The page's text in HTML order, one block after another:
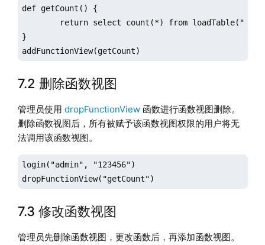
def getCount() {
}
addFunctionView(getCount)
7.2 删除函数视图
管理员使用 dropFunctionView函数进行函数视图删除。
删除函数视图后，所有被赋予该函数视图权限的用户将无
法调用该函数视图。
login("admin", "123456")
dropFunctionView("getCount")
7.3 修改函数视图
管理员先删除函数视图，更改函数后，再添加函数视图。